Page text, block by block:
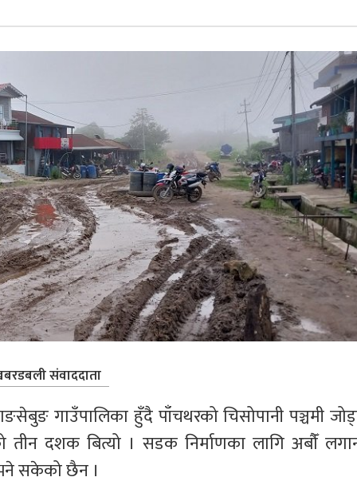
संवाददाता
गाउँपालिका हुँदै पाँचथरको चिसोपानी पञ्चमी
दशक बित्यो । सडक निर्माणका लागि अबौँं
सकेको छैन ।